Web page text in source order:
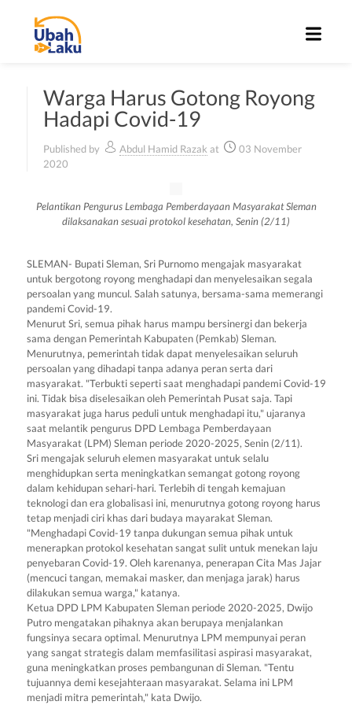
Warga Harus Gotong Royong
Hadapi Covid-19
Published by Abdul Hamid Razak at
03 November
2020
Pelantikan Pengurus Lembaga Pemberdayaan Masyarakat Sleman
dilaksanakan sesuai protokol kesehatan, Senin (2/11)
SLEMAN- Bupati Sleman, Sri Purnomo mengajak masyarakat
untuk bergotong royong menghadapi dan menyelesaikan segala
persoalan yang muncul. Salah satunya, bersama-sama memerangi
pandemi Covid-19.
Menurut Sri, semua pihak harus mampu bersinergi dan bekerja
sama dengan Pemerintah Kabupaten (Pemkab) Sleman.
Menurutnya, pemerintah tidak dapat menyelesaikan seluruh
persoalan yang dihadapi tanpa adanya peran serta dari
masyarakat. "Terbukti seperti saat menghadapi pandemi Covid-19
ini. Tidak bisa diselesaikan oleh Pemerintah Pusat saja. Tapi
masyarakat juga harus peduli untuk menghadapi itu," ujaranya
saat melantik pengurus DPD Lembaga Pemberdayaan
Masyarakat (LPM) Sleman periode 2020-2025, Senin (2/11).
Sri mengajak seluruh elemen masyarakat untuk selalu
menghidupkan serta meningkatkan semangat gotong royong
dalam kehidupan sehari-hari. Terlebih di tengah kemajuan
teknologi dan era globalisasi ini, menurutnya gotong royong harus
tetap menjadi ciri khas dari budaya mayarakat Sleman.
"Menghadapi Covid-19 tanpa dukungan semua pihak untuk
menerapkan protokol kesehatan sangat sulit untuk menekan laju
penyebaran Covid-19. Oleh karenanya, penerapan Cita Mas Jajar
(mencuci tangan, memakai masker, dan menjaga jarak) harus
dilakukan semua warga," katanya.
Ketua DPD LPM Kabupaten Sleman periode 2020-2025, Dwijo
Putro mengatakan pihaknya akan berupaya menjalankan
fungsinya secara optimal. Menurutnya LPM mempunyai peran
yang sangat strategis dalam memfasilitasi aspirasi masyarakat,
guna meningkatkan proses pembangunan di Sleman. "Tentu
tujuannya demi kesejahteraan masyarakat. Selama ini LPM
menjadi mitra pemerintah," kata Dwijo.